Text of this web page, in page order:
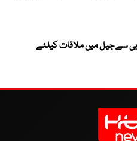
بی سے جیل میں ملاقات کیلئے